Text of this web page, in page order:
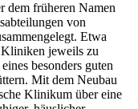
dem früheren Namen
von
Etwa
Kliniken jeweils zu
besonders guten
Mit dem Neubau
Klinikum über eine